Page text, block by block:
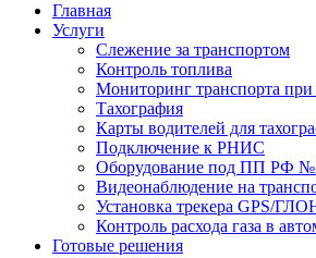
Главная
Услуги
Слежение за транспортом
Контроль топлива
Мониторинг транспорта при
Тахография
Карты водителей для
Подключение к РНИС
Оборудование под ПП РФ
Видеонаблюдение на
Установка трекера GPS/
Контроль расхода газа в
Готовые решения